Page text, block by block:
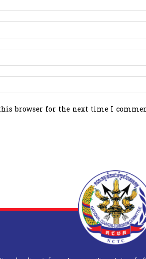
browser for the next time I